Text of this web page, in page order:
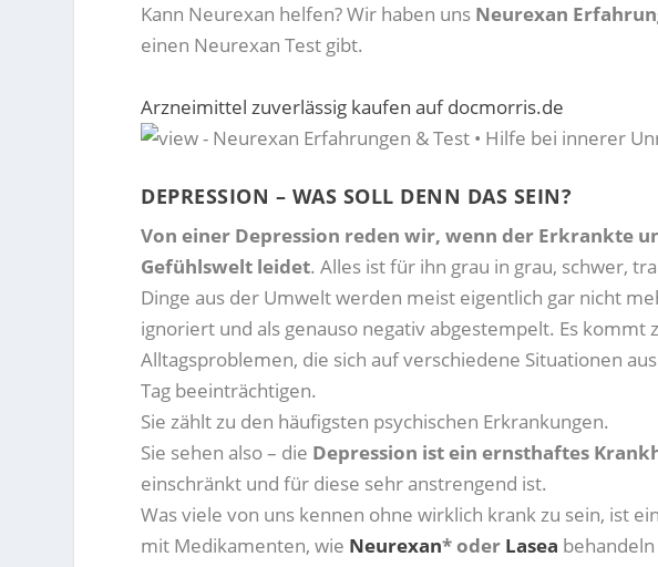
Kann Neurexan helfen? Wir haben uns Neurexan
einen Neurexan Test gibt.
Arzneimittel zuverlässig kaufen auf docmorris.de
DEPRESSION – WAS SOLL DENN DAS SEIN?
Von einer Depression reden wir, wenn der Erkrankte
Gefühlswelt leidet. Alles ist für ihn grau in grau, schwer,
Dinge aus der Umwelt werden meist eigentlich gar nicht
ignoriert und als genauso negativ abgestempelt. Es kommt
Alltagsproblemen, die sich auf verschiedene Situationen
Tag beeinträchtigen.
Sie zählt zu den häufigsten psychischen Erkrankungen.
Sie sehen also – die Depression ist ein ernsthaftes
einschränkt und für diese sehr anstrengend ist.
Was viele von uns kennen ohne wirklich krank zu sein, ist
mit Medikamenten, wie Neurexan* oder Lasea behandeln